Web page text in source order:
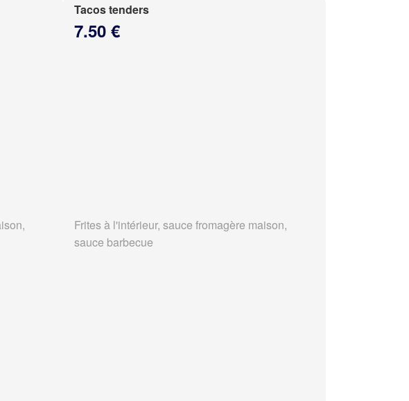
Tacos tenders
7.50 €
Frites à l'intérieur, sauce fromagère maison,
sauce barbecue